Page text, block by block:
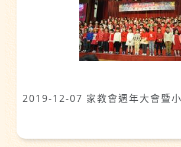
2019-12-07 家教會週年大會暨